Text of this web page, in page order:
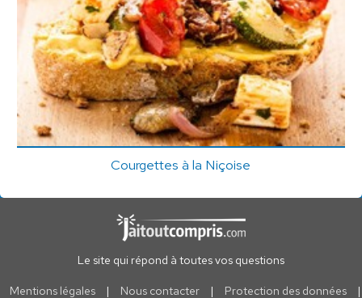
Courgettes à la Niçoise
Le site qui répond à toutes vos questions
Mentions légales | Nous contacter | Protection des données |